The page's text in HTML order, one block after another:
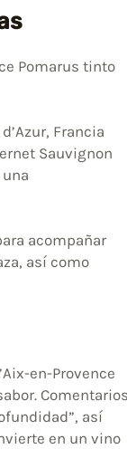
Pomarus tinto
Francia
Sauvignon
acompañar
así como
en-Provence
así
en un vino